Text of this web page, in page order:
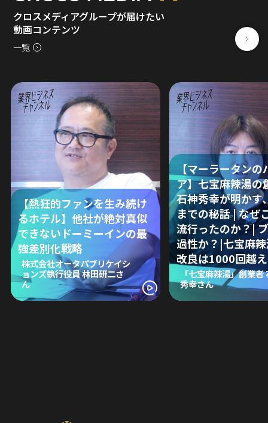
クロスメディアグループが届けたい
動画コンテンツ
一覧
【熱狂的ファンを生み続け
るホテル】他社が絶対真似
できないドーミーインの最
強差別化戦略
株式会社オータパブリケイシ
ョンズ執行役員 林田研二さ
ん
【マーラータン
ア】七宝麻辣湯の
石神秀幸が明かす
までの秘話 | なぜ
流行ったのか？|
過性か？|七宝麻
改良は1000回越
「七宝麻辣湯」創業者
秀幸さん